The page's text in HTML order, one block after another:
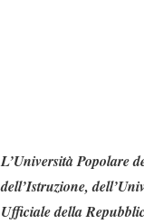
L’Università Popolare
dell’Istruzione,
Ufficiale della